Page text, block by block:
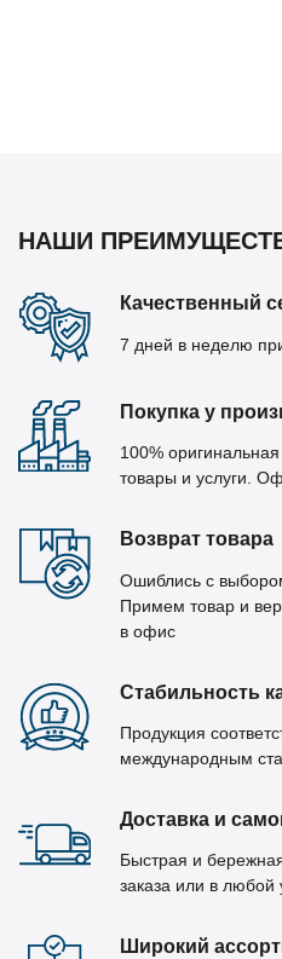
НАШИ
Качественный
7 дней в неделю
Покупка у
100%
товары и услуги.
Возврат товара
Ошиблись с
Примем товар и
в офис
Стабильность
Продукция
международным
Доставка и
Быстрая и
заказа или в
Широкий